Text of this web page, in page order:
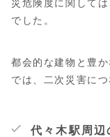
災危険度に関して
でした。
都会的な建物と豊
では、二次災害に
代々木駅周辺